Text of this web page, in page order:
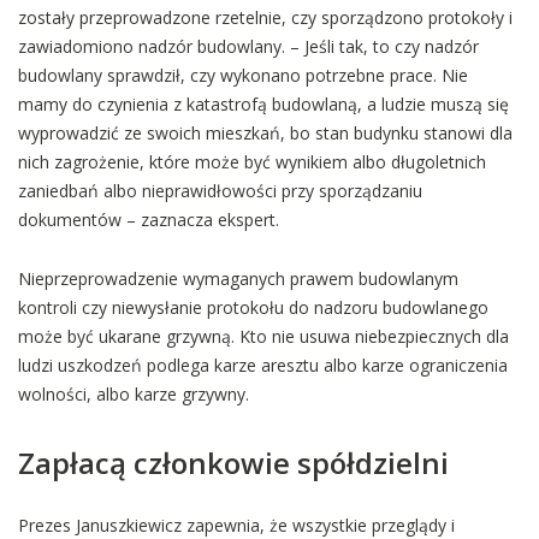
zostały przeprowadzone rzetelnie, czy sporządzono protokoły i
zawiadomiono nadzór budowlany. – Jeśli tak, to czy nadzór
budowlany sprawdził, czy wykonano potrzebne prace. Nie
mamy do czynienia z katastrofą budowlaną, a ludzie muszą się
wyprowadzić ze swoich mieszkań, bo stan budynku stanowi dla
nich zagrożenie, które może być wynikiem albo długoletnich
zaniedbań albo nieprawidłowości przy sporządzaniu
dokumentów – zaznacza ekspert.
Nieprzeprowadzenie wymaganych prawem budowlanym
kontroli czy niewysłanie protokołu do nadzoru budowlanego
może być ukarane grzywną. Kto nie usuwa niebezpiecznych dla
ludzi uszkodzeń podlega karze aresztu albo karze ograniczenia
wolności, albo karze grzywny.
Zapłacą członkowie spółdzielni
Prezes Januszkiewicz zapewnia, że wszystkie przeglądy i